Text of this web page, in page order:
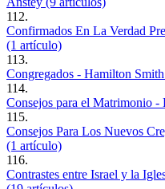
112.
Confirmados En La Verdad
(1 artículo)
113.
Congregados - Hamilton
114.
Consejos para el Matrimonio -
115.
Consejos Para Los Nuevos
(1 artículo)
116.
Contrastes entre Israel y la